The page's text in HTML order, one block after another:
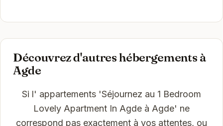
Découvrez d'autres hébergements à
Agde
Si l' appartements 'Séjournez au 1 Bedroom
Lovely Apartment In Agde à Agde' ne
correspond pas exactement à vos attentes, ou